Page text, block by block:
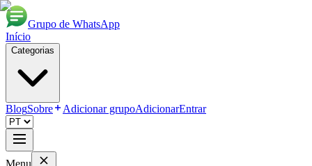
Grupo de WhatsApp
Início
Categorias
BlogSobre Adicionar grupoAdicionarEntrar
Menu